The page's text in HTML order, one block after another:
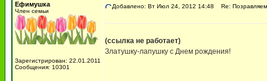
Ефимушка
Член семьи
Зарегистрирован: 22.01.2011
Сообщения: 10301
Добавлено: Вт Июл 24, 2012 14:48 Re: Позравляем
(ссылка не работает)
Златушку-лапушку с Днем рождения!